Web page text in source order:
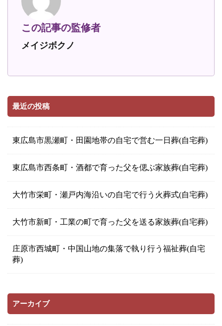
この記事の監修者
メイジボクノ
最近の投稿
東広島市黒瀬町・田園地帯の自宅で営む一日葬(自宅葬)
東広島市西条町・酒都で育った父を偲ぶ家族葬(自宅葬)
大竹市栄町・瀬戸内海沿いの自宅で行う火葬式(自宅葬)
大竹市新町・工業の町で育った父を送る家族葬(自宅葬)
庄原市西城町・中国山地の集落で執り行う福祉葬(自宅
葬)
アーカイブ